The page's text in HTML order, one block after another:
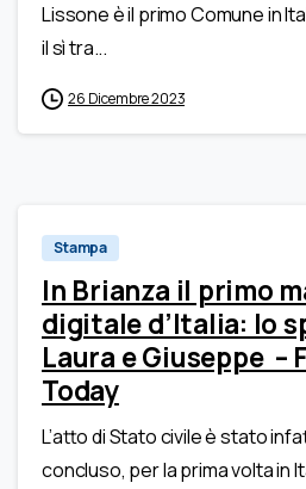
Lissone è il primo Comune in
il sì tra...
26 Dicembre 2023
Stampa
In Brianza il primo
digitale d’Italia: lo
Laura e Giuseppe –
Today
L’atto di Stato civile è stato
concluso, per la prima volta in